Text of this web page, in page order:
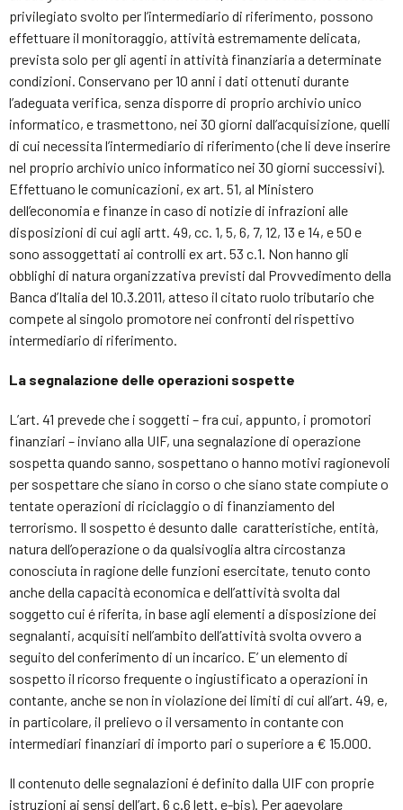
privilegiato svolto per l’intermediario di riferimento, possono
effettuare il monitoraggio, attività estremamente delicata,
prevista solo per gli agenti in attività finanziaria a determinate
condizioni. Conservano per 10 anni i dati ottenuti durante
l’adeguata verifica, senza disporre di proprio archivio unico
informatico, e trasmettono, nei 30 giorni dall’acquisizione, quelli
di cui necessita l’intermediario di riferimento (che li deve inserire
nel proprio archivio unico informatico nei 30 giorni successivi).
Effettuano le comunicazioni, ex art. 51, al Ministero
dell’economia e finanze in caso di notizie di infrazioni alle
disposizioni di cui agli artt. 49, cc. 1, 5, 6, 7, 12, 13 e 14, e 50 e
sono assoggettati ai controlli ex art. 53 c.1. Non hanno gli
obblighi di natura organizzativa previsti dal Provvedimento della
Banca d’Italia del 10.3.2011, atteso il citato ruolo tributario che
compete al singolo promotore nei confronti del rispettivo
intermediario di riferimento.
La segnalazione delle operazioni sospette
L’art. 41 prevede che i soggetti – fra cui, appunto, i promotori
finanziari – inviano alla UIF, una segnalazione di operazione
sospetta quando sanno, sospettano o hanno motivi ragionevoli
per sospettare che siano in corso o che siano state compiute o
tentate operazioni di riciclaggio o di finanziamento del
terrorismo. Il sospetto é desunto dalle caratteristiche, entità,
natura dell’operazione o da qualsivoglia altra circostanza
conosciuta in ragione delle funzioni esercitate, tenuto conto
anche della capacità economica e dell’attività svolta dal
soggetto cui é riferita, in base agli elementi a disposizione dei
segnalanti, acquisiti nell’ambito dell’attività svolta ovvero a
seguito del conferimento di un incarico. E’ un elemento di
sospetto il ricorso frequente o ingiustificato a operazioni in
contante, anche se non in violazione dei limiti di cui all’art. 49, e,
in particolare, il prelievo o il versamento in contante con
intermediari finanziari di importo pari o superiore a € 15.000.
Il contenuto delle segnalazioni é definito dalla UIF con proprie
istruzioni ai sensi dell’art. 6 c.6 lett. e-bis). Per agevolare